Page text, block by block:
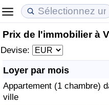
Prix de l'immobilier à
Devise:
Loyer par mois
Appartement (1 chambre)
ville
Coût de la vie
Indice du Coût de la Vie
Indice du Coût de la Vie
Prix de l'immobilier
Indice des Prix de
Indice des Prix de
Qualité de Vie
Indice de Qualité de Vie
Indice de Qualité de Vie